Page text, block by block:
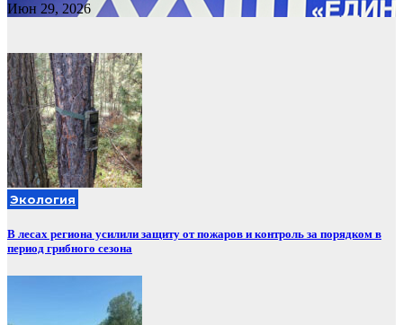
Июн 29, 2026
Экология
В лесах региона усилили защиту от пожаров и контроль за порядком в
период грибного сезона